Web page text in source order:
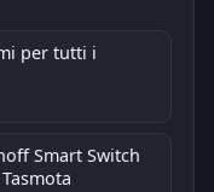
per tutti i
Smart Switch